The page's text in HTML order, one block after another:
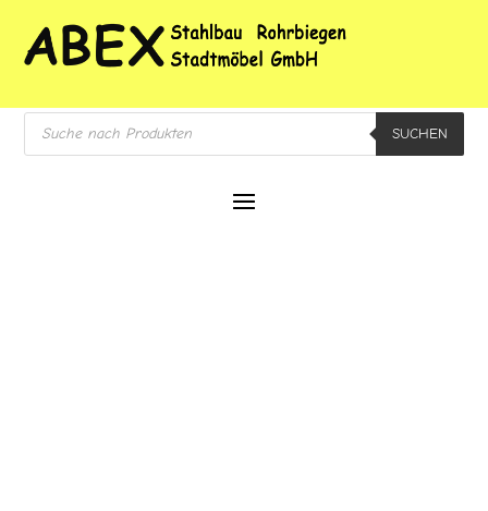
Products
search
SUCHEN